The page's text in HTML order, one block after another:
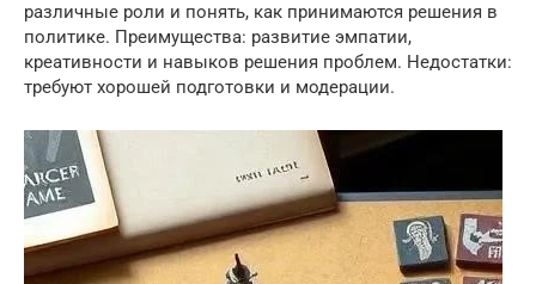
различные роли и понять, как принимаются решения в
политике. Преимущества: развитие эмпатии,
креативности и навыков решения проблем. Недостатки:
требуют хорошей подготовки и модерации.